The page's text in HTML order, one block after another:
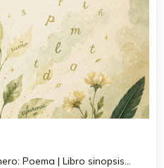
Poema | Libro sinopsis...